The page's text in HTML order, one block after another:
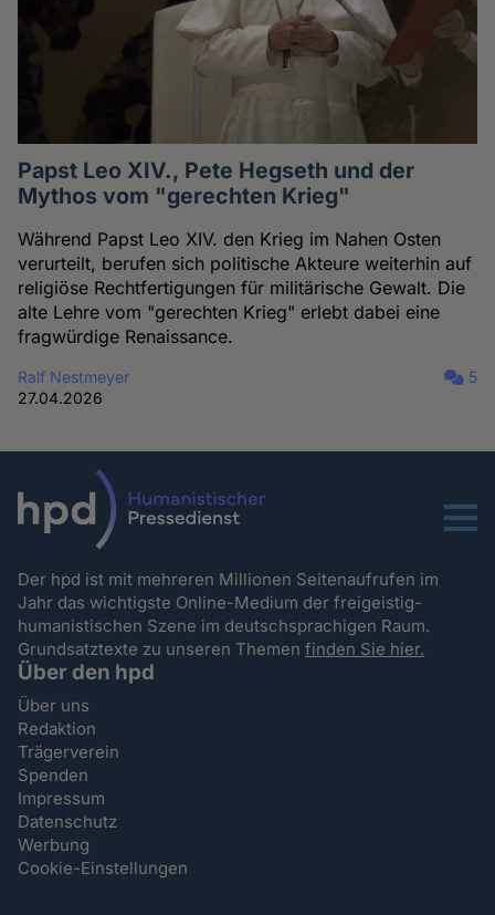
Papst Leo XIV., Pete Hegseth und der
Mythos vom "gerechten Krieg"
Während Papst Leo XIV. den Krieg im Nahen Osten
verurteilt, berufen sich politische Akteure weiterhin auf
religiöse Rechtfertigungen für militärische Gewalt. Die
alte Lehre vom "gerechten Krieg" erlebt dabei eine
fragwürdige Renaissance.
Ralf Nestmeyer
27.04.2026
5
Menu
Der hpd ist mit mehreren Millionen Seitenaufrufen im
Jahr das wichtigste Online-Medium der freigeistig-
humanistischen Szene im deutschsprachigen Raum.
Grundsatztexte zu unseren Themenfinden Sie hier.
Über den hpd
Über uns
Redaktion
Trägerverein
Spenden
Impressum
Datenschutz
Werbung
Cookie-Einstellungen